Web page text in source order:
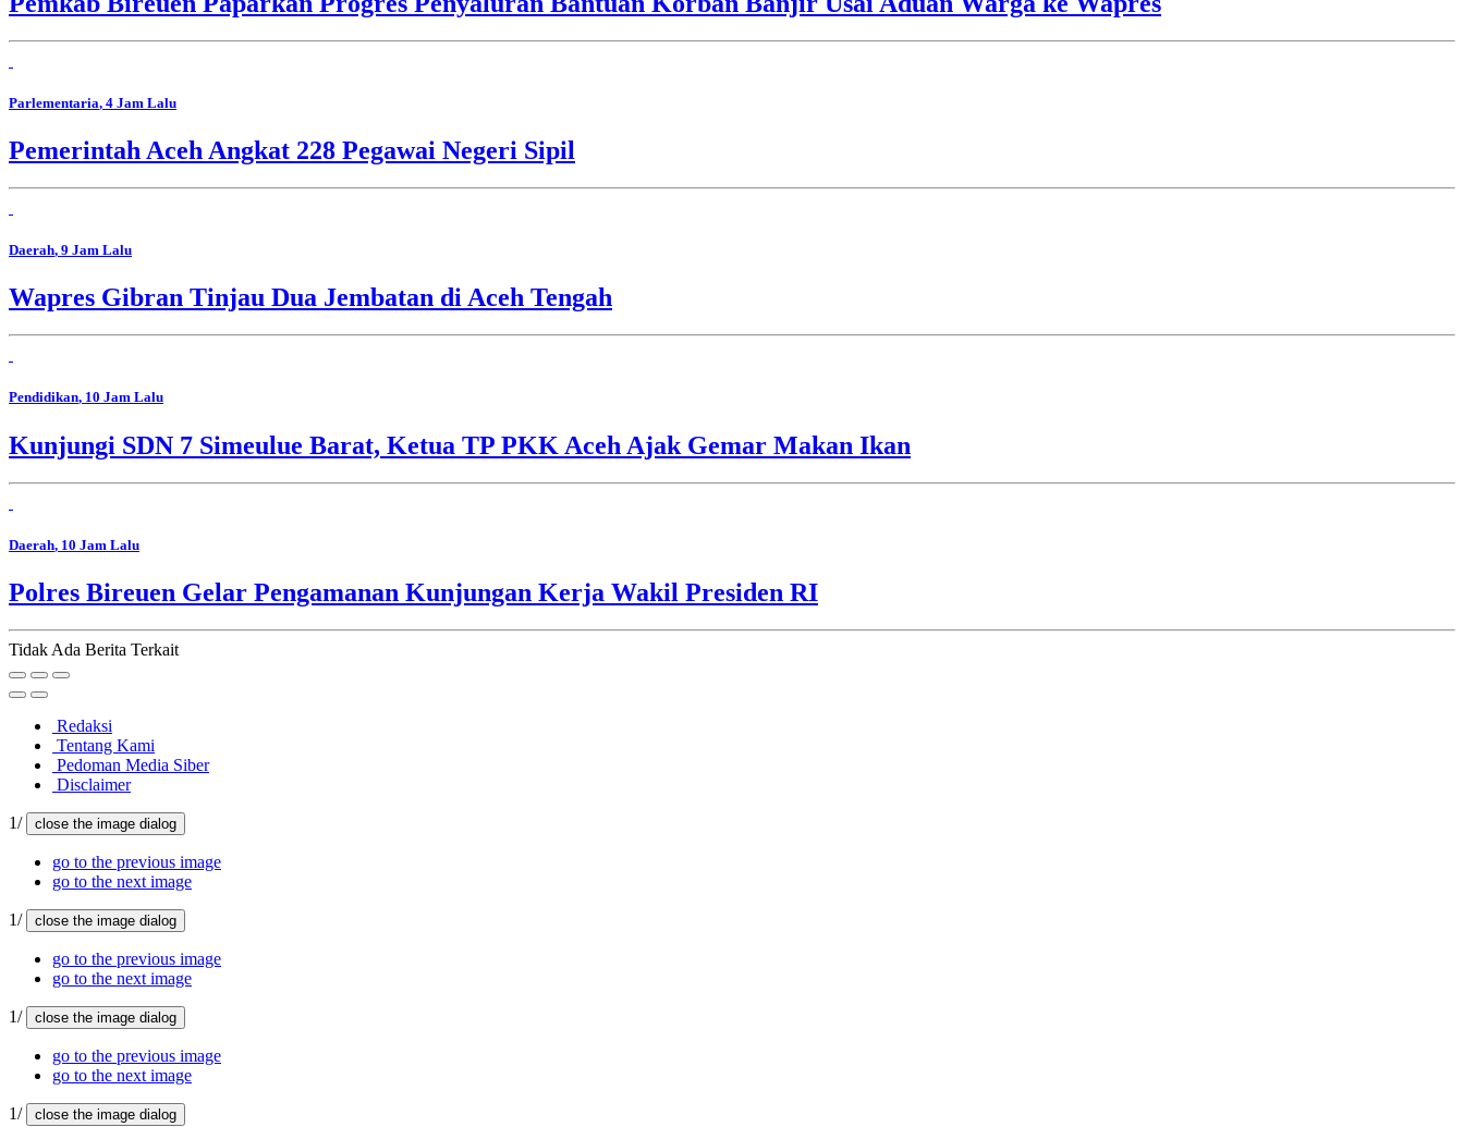
Parlementaria, 4 Jam Lalu
Pemerintah Aceh Angkat 228 Pegawai Negeri Sipil
Daerah, 9 Jam Lalu
Wapres Gibran Tinjau Dua Jembatan di Aceh Tengah
Pendidikan, 10 Jam Lalu
Kunjungi SDN 7 Simeulue Barat, Ketua TP PKK Aceh Ajak Gemar Makan Ikan
Daerah, 10 Jam Lalu
Polres Bireuen Gelar Pengamanan Kunjungan Kerja Wakil Presiden RI
Tidak Ada Berita Terkait
Redaksi
Tentang Kami
Pedoman Media Siber
Disclaimer
1/ close the image dialog
go to the previous image
go to the next image
1/ close the image dialog
go to the previous image
go to the next image
1/ close the image dialog
go to the previous image
go to the next image
1/ close the image dialog